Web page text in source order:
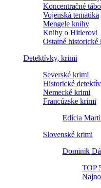
Koncentračné
Vojenská tematika
Mengele knihy
Knihy o Hitlerovi
Ostatné historické
Detektívky, krimi
Severské krimi
Historické
Nemecké krimi
Francúzske krimi
Edícia
Slovenské krimi
Dominik
TOP